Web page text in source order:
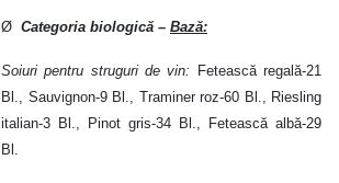
Ø Categoria biologică – Bază:
Soiuri pentru struguri de vin: Fetească regală-21
Bl., Sauvignon-9 Bl., Traminer roz-60 Bl.,
Riesling
italian-3 Bl., Pinot gris-34 Bl., Fetească albă-29
Bl.